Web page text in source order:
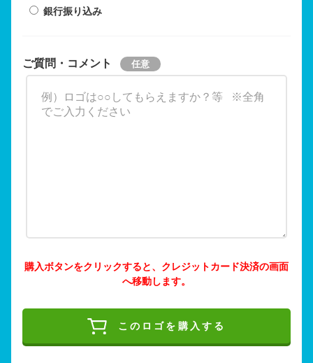
銀行振り込み
ご質問・コメント
購入ボタンをクリックすると、クレジットカード決済の画面
へ移動します。
このロゴを購入する